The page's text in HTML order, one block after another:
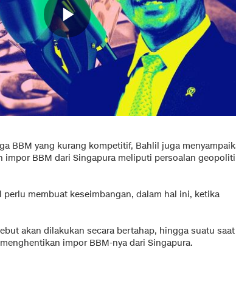
BBM yang kurang kompetitif, Bahlil juga
impor BBM dari Singapura meliputi persoalan
membuat keseimbangan, dalam hal ini, ketika
akan dilakukan secara bertahap, hingga suatu saat
impor BBM-nya dari Singapura.